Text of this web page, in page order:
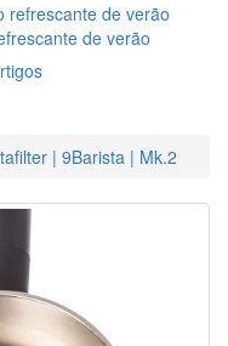
de verão
| 9Barista | Mk.2